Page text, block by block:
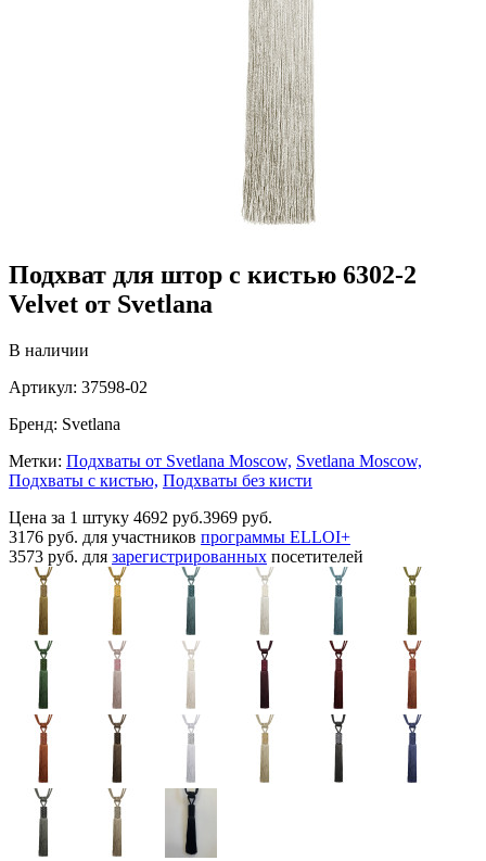
Подхват для штор с кистью 6302-2
Velvet от Svetlana
В наличии
Артикул: 37598-02
Бренд: Svetlana
Метки: Подхваты от Svetlana Moscow, Svetlana Moscow,
Подхваты с кистью, Подхваты без кисти
Цена за 1 штуку 4692 руб.3969 руб.
3176 руб. для участников программы ELLOI+
3573 руб. для зарегистрированных посетителей